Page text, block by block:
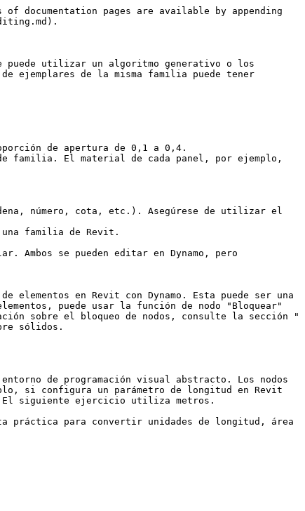
documentation pages are available by appending
puede utilizar un algoritmo generativo o los
ejemplares de la misma familia puede tener
de apertura de 0,1 a 0,4.
familia. El material de cada panel, por ejemplo,
número, cota, etc.). Asegúrese de utilizar el
una familia de Revit.
Ambos se pueden editar en Dynamo, pero
en Revit con Dynamo. Esta puede ser una
puede usar la función de nodo "Bloquear"
sobre el bloqueo de nodos, consulte la sección "
sólidos.
de programación visual abstracto. Los nodos
si configura un parámetro de longitud en Revit
El siguiente ejercicio utiliza metros.
práctica para convertir unidades de longitud, área